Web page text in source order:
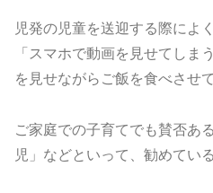
児発の児童を送迎する際によ
「スマホで動画を見せてしま
を見せながらご飯を食べさせ
ご家庭での子育てでも賛否あ
児」などといって、勧めてい